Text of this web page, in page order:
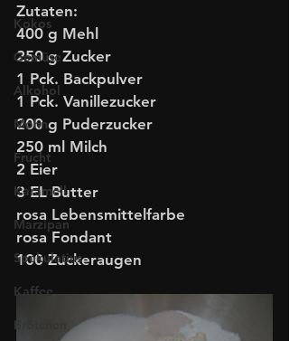
Kokos
Gemüse
Alkohol
Mohn
Frucht
Karamell
Marzipan
Spekulatius
Kaffee
Brötchen
Zutaten:
400 g Mehl
250 g Zucker
1 Pck. Backpulver
1 Pck. Vanillezucker
200 g Puderzucker
250 ml Milch
2 Eier
3 EL Butter
rosa Lebensmittelfarbe
rosa Fondant
100 Zuckeraugen